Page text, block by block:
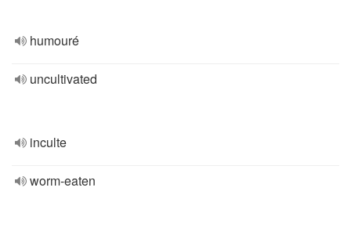
humouré
uncultivated
inculte
worm-eaten